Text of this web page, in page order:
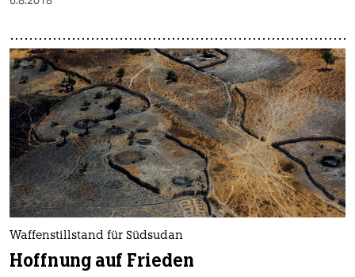
Waffenstillstand für Südsudan
Hoffnung auf Frieden